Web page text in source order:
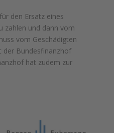
den Ersatz eines
zahlen und dann vom
vom Geschädigten
der Bundesfinanzhof
hat zudem zur